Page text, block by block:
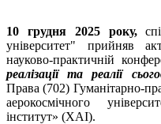
10 грудня 2025 року,
університет" прийняв
науково-практичній
реалізації та реалії
Права (702) Гуманітарно-
аерокосмічного
інститут» (ХАІ).